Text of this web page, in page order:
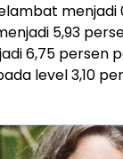
5,93
6,75 persen
level 3,10